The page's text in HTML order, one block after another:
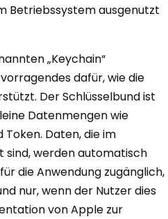
Betriebssystem ausgenutzt
„Keychain“
dafür, wie die
Der Schlüsselbund ist
Datenmengen wie
Daten, die im
sind, werden automatisch
die Anwendung zugänglich,
nur, wenn der Nutzer dies
von Apple zur